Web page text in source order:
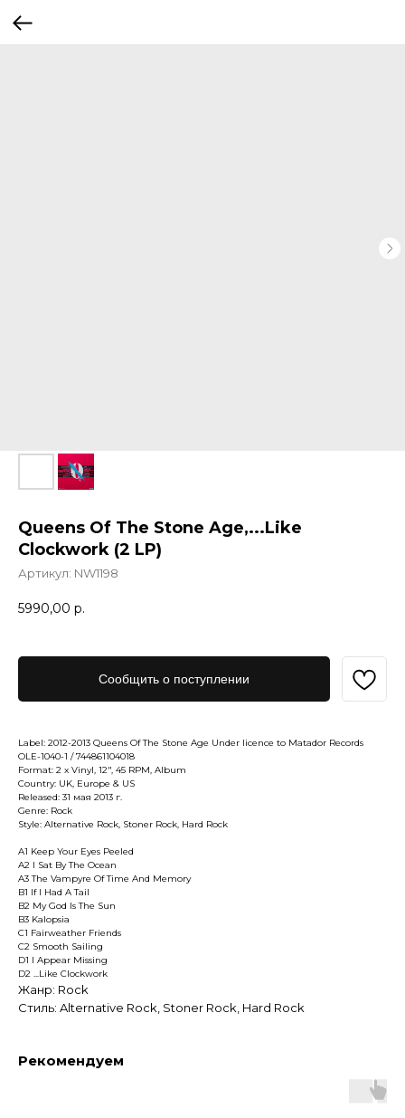
Queens Of The Stone Age,...Like
Clockwork (2 LP)
Артикул: NW1198
5990,00 р.
Сообщить о поступлении
Label: 2012-2013 Queens Of The Stone Age Under licence to Matador Records
OLE-1040-1 / 744861104018
Format: 2 x Vinyl, 12", 45 RPM, Album
Country: UK, Europe & US
Released: 31 мая 2013 г.
Genre: Rock
Style: Alternative Rock, Stoner Rock, Hard Rock
A1 Keep Your Eyes Peeled
A2 I Sat By The Ocean
A3 The Vampyre Of Time And Memory
B1 If I Had A Tail
B2 My God Is The Sun
B3 Kalopsia
C1 Fairweather Friends
C2 Smooth Sailing
D1 I Appear Missing
D2 ...Like Clockwork
Жанр: Rock
Стиль: Alternative Rock, Stoner Rock, Hard Rock
Рекомендуем